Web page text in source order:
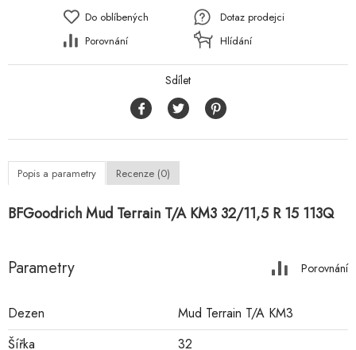
Do oblíbených
Porovnání
Dotaz prodejci
Hlídání
Sdílet
Popis a parametry Recenze (0)
BFGoodrich Mud Terrain T/A KM3 32/11,5 R 15 113Q
Parametry Porovnání
Dezen
Mud Terrain T/A KM3
Šířka
32